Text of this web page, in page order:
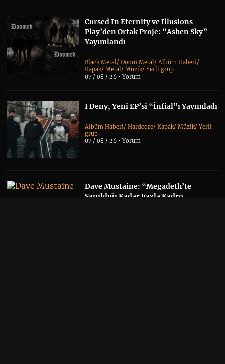
Cursed In Eternity ve Illusions
Play’den Ortak Proje: “Ashen Sky”
Yayımlandı
Black Metal/Doom Metal/Albüm Haberi/
Kapak/Metal/Müzik/Yerli grup
07 / 08 / 26 •Yorum
I Deny, Yeni EP’si “İnfial”ı Yayımladı
Albüm Haberi/Hardcore/Kapak/Müzik/Yerli
grup
07 / 08 / 26 •Yorum
Dave Mustaine: “Megadeth’te
Sanıldığı Kadar Fazla Kadro